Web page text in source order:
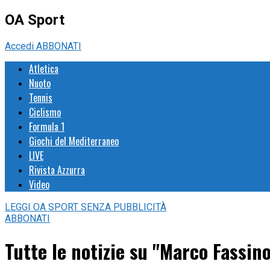
OA Sport
Accedi ABBONATI
Atletica
Nuoto
Tennis
Ciclismo
Formula 1
Giochi del Mediterraneo
LIVE
Rivista Azzurra
Video
LEGGI OA SPORT SENZA PUBBLICITÀ
ABBONATI
Tutte le notizie su "Marco